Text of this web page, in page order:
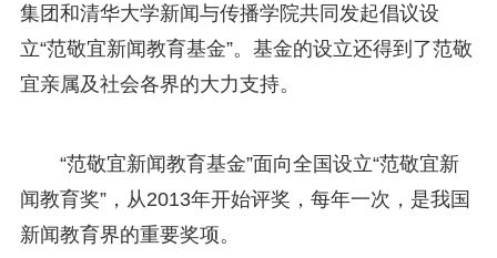
集团和清华大学新闻与传播学院共同发起倡议设
立“范敬宜新闻教育基金”。基金的设立还得到了范敬
宜亲属及社会各界的大力支持。
“范敬宜新闻教育基金”面向全国设立“范敬宜新
闻教育奖”，从2013年开始评奖，每年一次，是我国
新闻教育界的重要奖项。